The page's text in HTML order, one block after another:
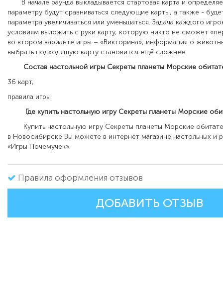
В начале раунда выкладывается стартовая карта и
параметру будут сравниваться следующие карты, а также -
параметра увеличиваться или уменьшаться. Задача каждого
условиям выложить с руки карту, которую никто не сможет
во втором варианте игры – «Викторина», информация о
выбрать подходящую карту становится ещё сложнее.
Состав настольной игры Секреты планеты Морские
36 карт,
правила игры
Где купить настольную игру Секреты планеты Морские
Купить настольную игру Секреты планеты Морские
в Новосибирске Вы можете в интернет магазине настольных и
«Игры Почемучек».
Правила оформления отзывов
ДОБАВИТЬ ОТЗЫВ